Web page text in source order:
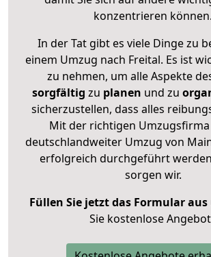
konzentrieren können.
In der Tat gibt es viele Dinge zu
einem Umzug nach Freital. Es ist
zu nehmen, um alle Aspekte
sorgfältig zu planen und zu
sicherzustellen, dass alles
Mit der richtigen
deutschlandweiter Umzug von
erfolgreich durchgeführt
sorgen wir.
Füllen Sie jetzt das Formular aus
Sie kostenlose